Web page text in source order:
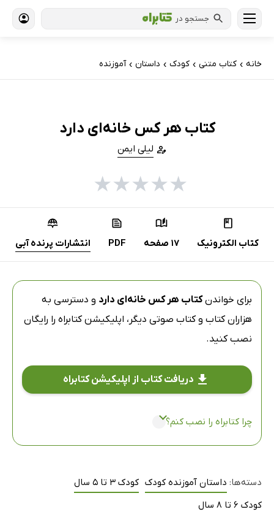
جستجو در
خانه › کتاب‌ متنی › کودک › داستان › آموزنده
کتاب هر کس خانه‌ای دارد
لیلی ایمن
★
★
★
★
★
کتاب الکترونیک 17 صفحه PDF انتشارات پرنده آبی
برای خواندنکتاب هر کس خانه‌ای دارد و دسترسی به
هزاران کتاب و کتاب صوتی دیگر، اپلیکیشن کتابراه را رایگان
نصب کنید.
دریافت کتاب از اپلیکیشن کتابراه
چرا کتابراه را نصب کنم؟
دسته‌ها: داستان آموزنده کودک کودک 3 تا 5 سال
کودک 6 تا 8 سال